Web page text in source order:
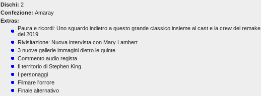
Dischi: 2
Confezione: Amaray
Extras:
Paura e ricordi: Uno sguardo indietro a questo grande classico insieme al cast e la crew del remake
del 2019
Rivisitazione: Nuova intervista con Mary Lambert
3 nuove gallerie immagini dietro le quinte
Commento audio regista
Il territorio di Stephen King
I personaggi
Filmare l'orrore
Finale alternativo